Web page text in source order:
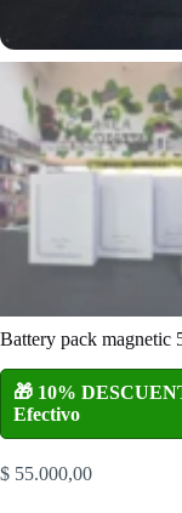
Battery pack magnetic
🎁 10%
Efectivo
$ 55.000,00